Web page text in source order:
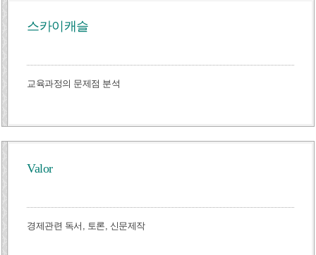
스카이캐슬
교육과정의 문제점 분석
Valor
경제관련 독서, 토론, 신문제작